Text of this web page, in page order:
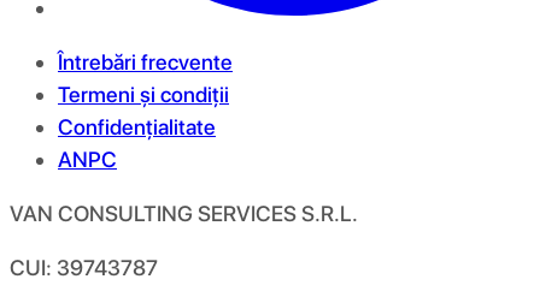
Întrebări frecvente
Termeni și condiții
Confidențialitate
ANPC
VAN CONSULTING SERVICES S.R.L.
CUI: 39743787